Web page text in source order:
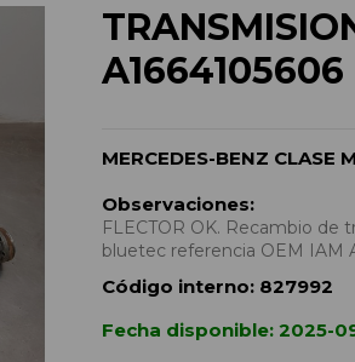
A1664105606
MERCEDES-BENZ CLASE
Observaciones:
FLECTOR OK. Recambio de
bluetec referencia OEM IAM
Código interno: 827992
Fecha disponible: 2025-